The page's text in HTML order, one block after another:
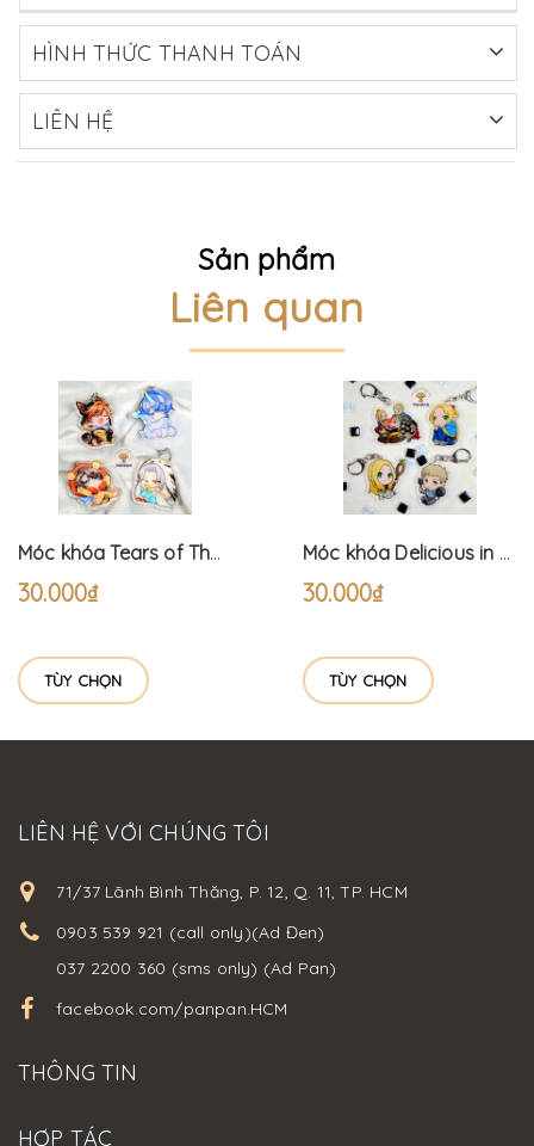
HÌNH THỨC THANH TOÁN
LIÊN HỆ
Sản phẩm
Liên quan
Móc khóa Tears of Themis Pyjama (6cm)
30.000₫
TÙY CHỌN
Móc khóa Delicious in Dungeon (6cm) Dungeon Meshi
30.000₫
TÙY CHỌN
LIÊN HỆ VỚI CHÚNG TÔI
71/37 Lãnh Bình Thăng, P. 12, Q. 11, TP. HCM
0903 539 921 (call only)(Ad Đen)
037 2200 360 (sms only) (Ad Pan)
facebook.com/panpan.HCM
THÔNG TIN
HỢP TÁC